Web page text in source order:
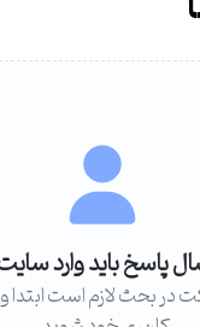
پاسخ باید وارد
در بحث لازم است ابتدا